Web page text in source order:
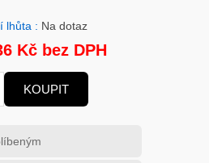
Disky
SYSTÉMY
lhůta : Na dotaz
Kč bez DPH
KOUPIT